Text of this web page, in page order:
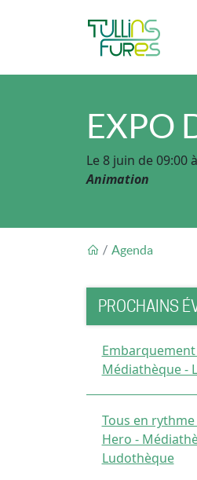
EXPO
Le 8 juin de 09:00
Animation
FILAgenda
PROCHAINS
Médiathèque -
Tous en
Hero -
Ludothèque